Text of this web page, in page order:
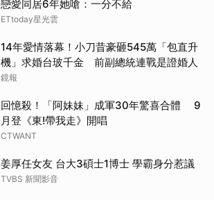
戀愛同居6年她嗆：一分不給
ETtoday星光雲
14年愛情落幕！小刀昔豪砸545萬「包直升
機」求婚台玻千金 前副總統連戰是證婚人
鏡報
回憶殺！「阿妹妹」成軍30年驚喜合體 9
月登《東!帶我走》開唱
CTWANT
姜厚任女友 台大3碩士1博士 學霸身分惹議
TVBS 新聞影音